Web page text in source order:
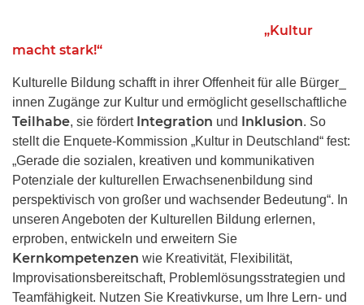
„Kultur
macht stark!“
Kulturelle Bildung schafft in ihrer Offenheit für alle Bürger_
innen Zugänge zur Kultur und ermöglicht gesellschaftliche
Teilhabe, sie fördert Integration und Inklusion. So
stellt die Enquete-Kommission „Kultur in Deutschland“ fest:
„Gerade die sozialen, kreativen und kommunikativen
Potenziale der kulturellen Erwachsenenbildung sind
perspektivisch von großer und wachsender Bedeutung“. In
unseren Angeboten der Kulturellen Bildung erlernen,
erproben, entwickeln und erweitern Sie
Kernkompetenzen wie Kreativität, Flexibilität,
Improvisationsbereitschaft, Problemlösungsstrategien und
Teamfähigkeit. Nutzen Sie Kreativkurse, um Ihre Lern- und